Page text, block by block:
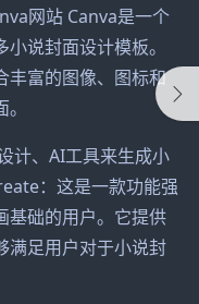
网站 Canva是一个
说封面设计模板。
丰富的图像、图标和
计、AI工具来生成小
：这是一款功能强
基础的用户。它提供
满足用户对于小说封